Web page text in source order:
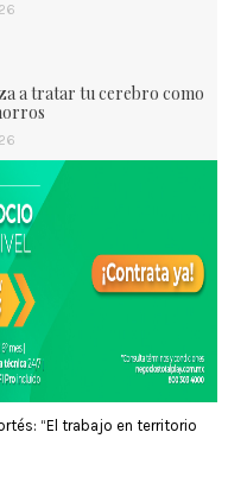
a tratar tu cerebro como
“El trabajo en territorio